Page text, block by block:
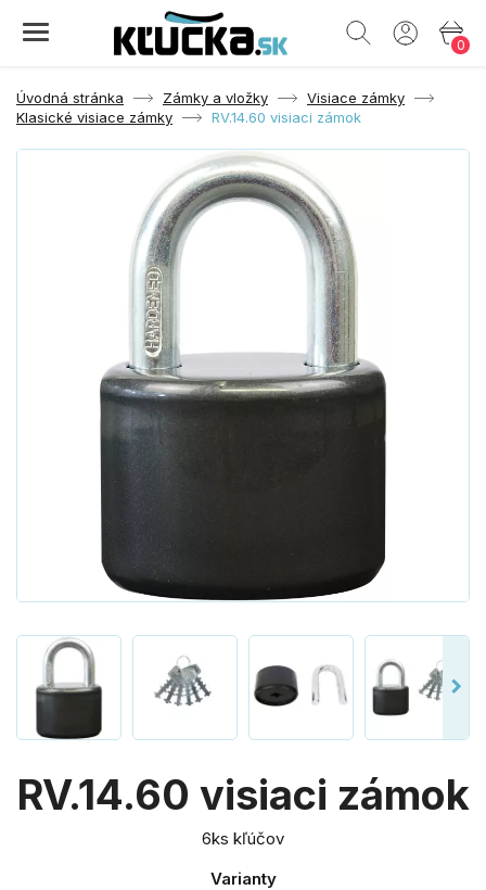
0
Úvodná stránka Zámky a vložky
Visiace zámky
Klasické visiace zámky
RV.14.60 visiaci zámok
RV.14.60 visiaci zámok
6ks kľúčov
Varianty